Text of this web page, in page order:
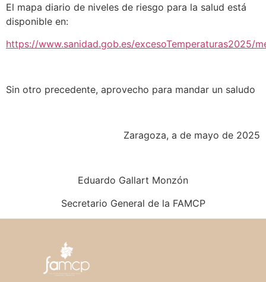
El mapa diario de niveles de riesgo para la salud está
disponible en:
https://www.sanidad.gob.es/excesoTemperaturas2025/
Sin otro precedente, aprovecho para mandar un saludo
Zaragoza, a de mayo de 2025
Eduardo Gallart Monzón
Secretario General de la FAMCP